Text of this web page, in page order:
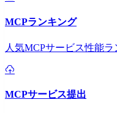
MCPランキング
人気MCPサービス性能
MCPサービス提出